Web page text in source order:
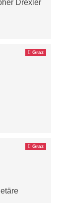
Drexler
Graz
Graz